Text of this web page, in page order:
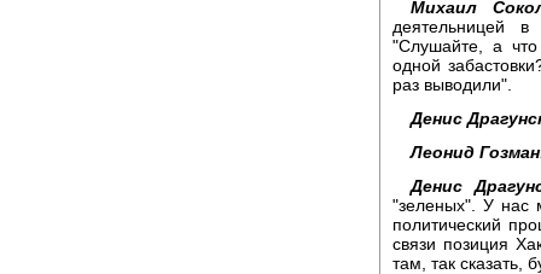
Михаил
деятельницей
"Слушайте, а
одной
раз выводили".
Денис
Леонид
Денис
"зеленых". У нас
политический
связи позиция
там, так сказать,